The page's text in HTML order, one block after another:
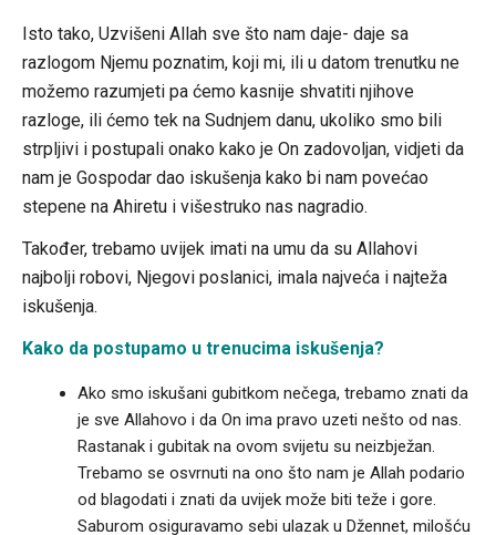
Isto tako, Uzvišeni Allah sve što nam daje- daje sa
razlogom Njemu poznatim, koji mi, ili u datom trenutku ne
možemo razumjeti pa ćemo kasnije shvatiti njihove
razloge, ili ćemo tek na Sudnjem danu, ukoliko smo bili
strpljivi i postupali onako kako je On zadovoljan, vidjeti da
nam je Gospodar dao iskušenja kako bi nam povećao
stepene na Ahiretu i višestruko nas nagradio.
Također, trebamo uvijek imati na umu da su Allahovi
najbolji robovi, Njegovi poslanici, imala najveća i najteža
iskušenja.
Kako da postupamo u trenucima iskušenja?
Ako smo iskušani gubitkom nečega, trebamo znati da
je sve Allahovo i da On ima pravo uzeti nešto od nas.
Rastanak i gubitak na ovom svijetu su neizbježan.
Trebamo se osvrnuti na ono što nam je Allah podario
od blagodati i znati da uvijek može biti teže i gore.
Saburom osiguravamo sebi ulazak u Džennet, milošću